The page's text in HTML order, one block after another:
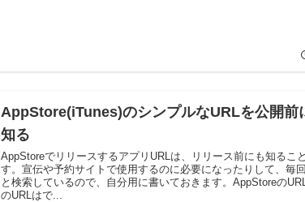
AppStore(iTunes)のシンプルなURLを公開前
知る
AppStoreでリリースするアプリURLは、リリース前にも知るこ
す。宣伝や予約サイトで使用するのに必要になったりして、毎
と検索しているので、自分用に書いておきます。AppStoreの
のURLはで...